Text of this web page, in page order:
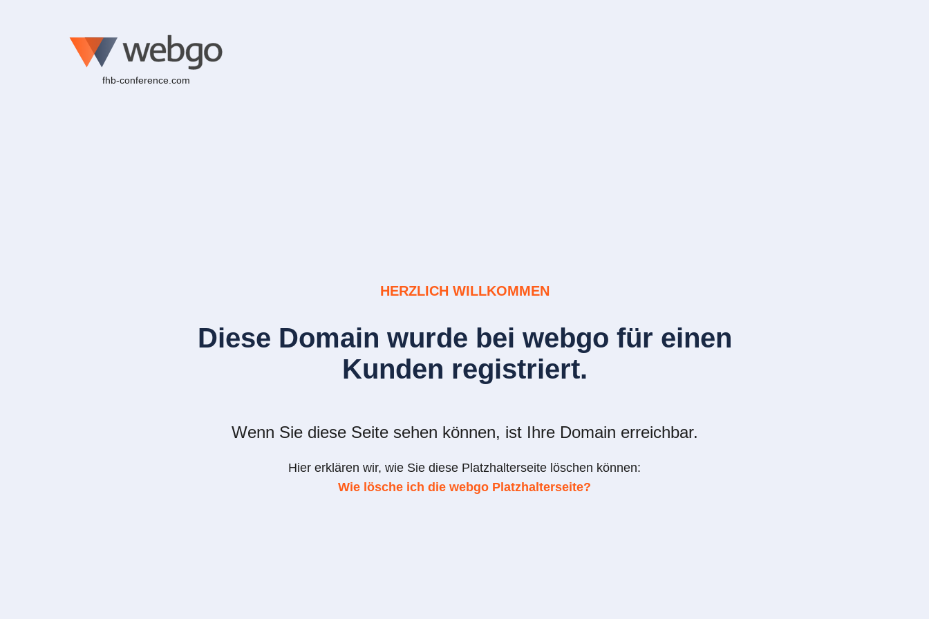
fhb-conference.com
HERZLICH WILLKOMMEN
Diese Domain wurde bei webgo für einen
Kunden registriert.
Wenn Sie diese Seite sehen können, ist Ihre Domain erreichbar.
Hier erklären wir, wie Sie diese Platzhalterseite löschen können:
Wie lösche ich die webgo Platzhalterseite?